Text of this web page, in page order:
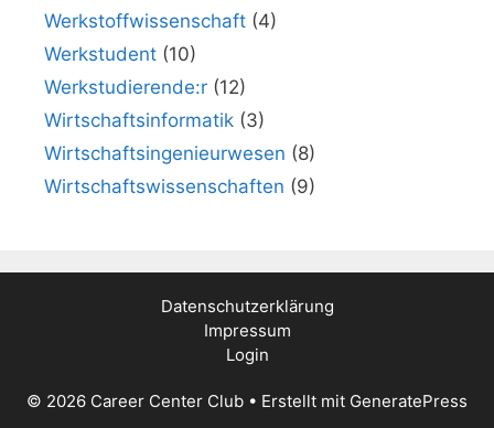
Werkstoffwissenschaft (4)
Werkstudent (10)
Werkstudierende:r (12)
Wirtschaftsinformatik (3)
Wirtschaftsingenieurwesen (8)
Wirtschaftswissenschaften (9)
Datenschutzerklärung
Impressum
Login
© 2026 Career Center Club • Erstellt mit GeneratePress